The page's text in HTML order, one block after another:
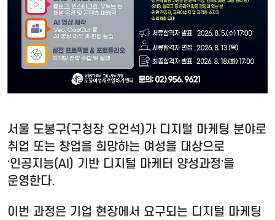
서울 도봉구(구청장 오언석)가 디지털 마케팅 분야로
취업 또는 창업을 희망하는 여성을 대상으로
‘인공지능(AI) 기반 디지털 마케터 양성과정’을
운영한다.
이번 과정은 기업 현장에서 요구되는 디지털 마케팅